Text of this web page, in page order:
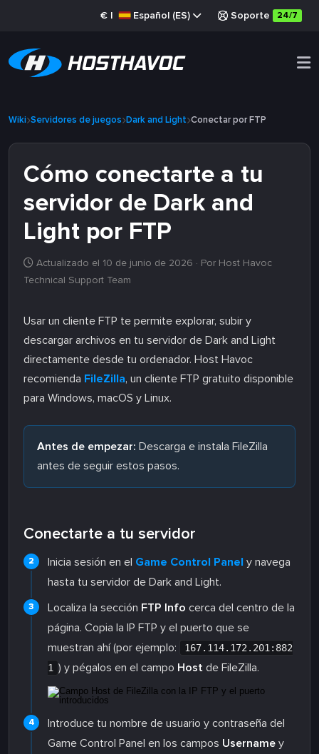
€ | Español (ES) Soporte 24/7
Wiki Servidores de juegos Dark and Light Conectar por FTP
Cómo conectarte a tu
servidor de Dark and
Light por FTP
Actualizado el 10 de junio de 2026 · Por Host Havoc
Technical Support Team
Usar un cliente FTP te permite explorar, subir y
descargar archivos en tu servidor de Dark and Light
directamente desde tu ordenador. Host Havoc
recomienda FileZilla, un cliente FTP gratuito disponible
para Windows, macOS y Linux.
Antes de empezar: Descarga e instala FileZilla
antes de seguir estos pasos.
Conectarte a tu servidor
Inicia sesión en el Game Control Panel y navega
hasta tu servidor de Dark and Light.
Localiza la sección FTP Info cerca del centro de la
página. Copia la IP FTP y el puerto que se
muestran ahí (por ejemplo:
167.114.172.201:882
1 ) y pégalos en el campo Host de FileZilla.
Introduce tu nombre de usuario y contraseña del
Game Control Panel en los campos Username y